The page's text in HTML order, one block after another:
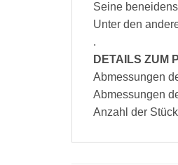
Seine
Unter den
.
DETAILS ZUM
Abmessungen
Abmessungen
Anzahl der